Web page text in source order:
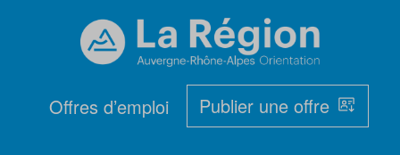
Offres d’emploi Publier une offre